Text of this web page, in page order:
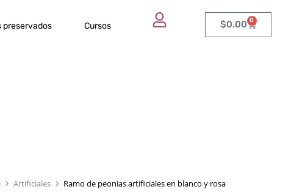
preservados Cursos $0.00 0
Artificiales Ramo de peonias artificiales en blanco y rosa